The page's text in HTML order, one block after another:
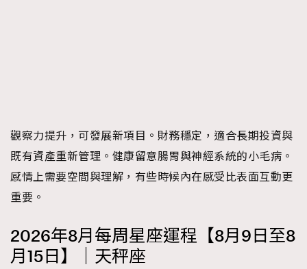
觀察力提升，可發展新項目。財務穩定，適合長期投資與
既有資產重新管理。健康留意腸胃與神經系統的小毛病。
感情上需要空間與理解，有些時候內在感受比表面互動更
重要。
2026年8月每周星座運程【8月9日至8
月15日】｜天秤座